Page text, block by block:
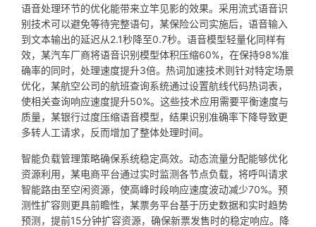
语音处理环节的优化能带来立竿见影的效果。采用流式语音识
别技术可以避免等待完整语句，某保险公司实施后，语音输入
到文本输出的延迟从2.1秒降至0.7秒。语音模型轻量化同样有
效，某汽车厂商将语音识别模型体积压缩60%，在保持98%准
确率的同时，处理速度提升3倍。热词加速技术则针对特定场景
优化，某航空公司的航班查询系统通过设置航线代码热词表，
使相关查询响应速度提升50%。这些技术应用需要平衡速度与
质量，某银行过度压缩语音模型，结果识别准确率下降导致更
多转人工请求，反而增加了整体处理时间。
智能负载管理策略确保系统稳定高效。动态流量分配能够优化
资源利用，某电商平台通过实时监测各节点负载，将呼叫请求
智能路由至空闲资源，使高峰时段响应速度波动减少70%。预
测性扩容则更具前瞻性，某票务平台基于历史数据和实时趋势
预测，提前15分钟扩容资源，确保新票发售时的稳定响应。降